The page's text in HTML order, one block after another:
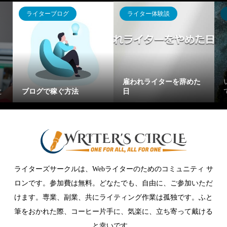
ライターブログ
ブログで稼ぐ方法
ライター体験談
雇われライターを辞めた
日
ライターズサークルは、Webライターのためのコミュニティ サ
ロンです。参加費は無料。どなたでも、自由に、ご参加いただ
けます。専業、副業、共にライティング作業は孤独です。ふと
筆をおかれた際、コーヒー片手に、気楽に、立ち寄って戴ける